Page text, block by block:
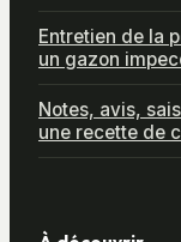
Entretien de la
un gazon
Notes, avis,
une recette de